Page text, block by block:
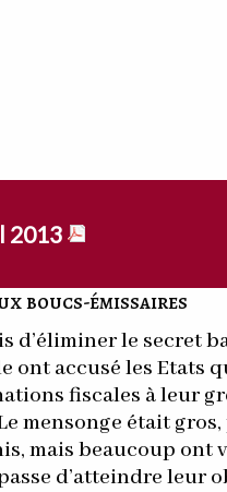
2013
boucs-émissaires
d’éliminer le secret
ont accusé les Etats
fiscales à leur
mensonge était
mais beaucoup ont
d’atteindre leur